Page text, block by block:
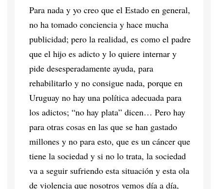
Para nada y yo creo que el Estado en general,
no ha tomado conciencia y hace mucha
publicidad; pero la realidad, es como el padre
que el hijo es adicto y lo quiere internar y
pide desesperadamente ayuda, para
rehabilitarlo y no consigue nada, porque en
Uruguay no hay una política adecuada para
los adictos; “no hay plata” dicen… Pero hay
para otras cosas en las que se han gastado
millones y no para esto, que es un cáncer que
tiene la sociedad y si no lo trata, la sociedad
va a seguir sufriendo esta situación y esta ola
de violencia que nosotros vemos día a día,